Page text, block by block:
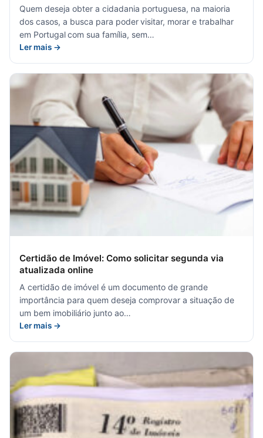
Quem deseja obter a cidadania portuguesa, na maioria
dos casos, a busca para poder visitar, morar e trabalhar
em Portugal com sua família, sem…
Ler mais →
Certidão de Imóvel: Como solicitar segunda via
atualizada online
A certidão de imóvel é um documento de grande
importância para quem deseja comprovar a situação de
um bem imobiliário junto ao…
Ler mais →